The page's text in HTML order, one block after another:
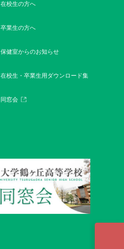
在校生の方へ
卒業生の方へ
保健室からのお知らせ
在校生・卒業生用ダウンロード集
同窓会